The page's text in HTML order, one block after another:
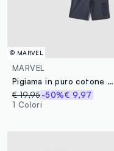
© MARVEL
MARVEL
Pigiama in puro cotone grigio da ragazzo regular fit con stampa Marvel
€ 19,95-50%€ 9,97
1 Colori